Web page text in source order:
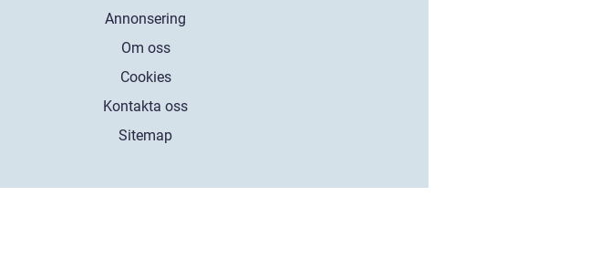
Annonsering
Om oss
Cookies
Kontakta oss
Sitemap